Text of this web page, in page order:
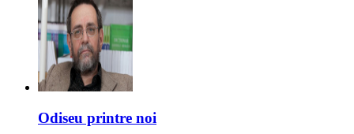
Odiseu printre noi